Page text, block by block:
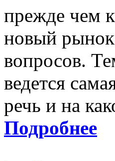
прежде чем
новый рынок
вопросов.
ведется
речь и на
Подробнее